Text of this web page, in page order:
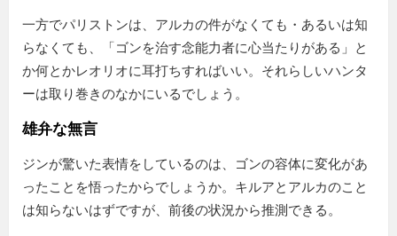
一方でパリストンは、アルカの件がなくても・あるいは知
らなくても、「ゴンを治す念能力者に心当たりがある」と
か何とかレオリオに耳打ちすればいい。それらしいハンタ
ーは取り巻きのなかにいるでしょう。
雄弁な無言
ジンが驚いた表情をしているのは、ゴンの容体に変化があ
ったことを悟ったからでしょうか。キルアとアルカのこと
は知らないはずですが、前後の状況から推測できる。